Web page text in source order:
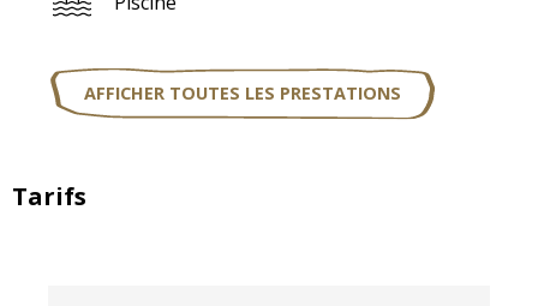
AFFICHER TOUTES LES PRESTATIONS
Tarifs